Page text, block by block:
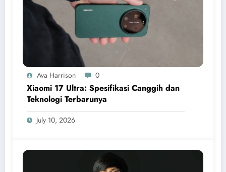
Ava Harrison 0
Xiaomi 17 Ultra: Spesifikasi Canggih dan
Teknologi Terbarunya
July 10, 2026